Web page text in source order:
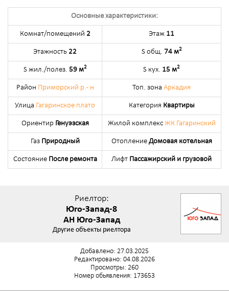
Основные характеристики:
Комнат/помещений 2 Этаж 11
Этажность 22 S общ. 74 м2
S жил./полез. 59 м2 S кух. 15 м2
Район Приморский р.- н Топ. зона Аркадия
Улица Гагаринское плато Категория Квартиры
Ориентир Генуэзская Жилой комплекс ЖК Гагаринский
Газ Природный Отопление Домовая котельная
Состояние После ремонта Лифт Пассажирский и грузовой
Риелтор:
Юго-Запад-8
АН Юго-Запад
Другие объекты риелтора
Добавлено: 27.03.2025
Редактировано: 04.08.2026
Просмотры: 260
Номер обьявления: 173653